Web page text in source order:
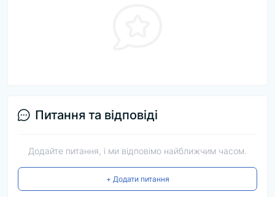
Питання та відповіді
Додайте питання, і ми відповімо найближчим часом.
+ Додати питання